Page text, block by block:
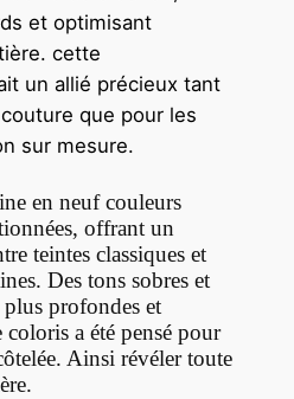
et optimisant
cette
un allié précieux tant
que pour les
sur mesure.
en neuf couleurs
offrant un
teintes classiques et
Des tons sobres et
profondes et
coloris a été pensé pour
Ainsi révéler toute